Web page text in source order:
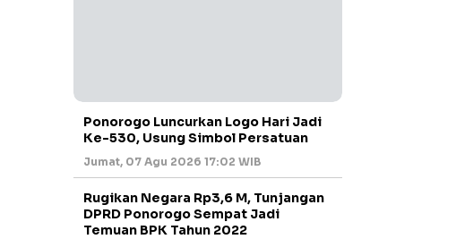
Ponorogo Luncurkan Logo Hari Jadi
Ke-530, Usung Simbol Persatuan
Jumat, 07 Agu 2026 17:02 WIB
Rugikan Negara Rp3,6 M, Tunjangan
DPRD Ponorogo Sempat Jadi
Temuan BPK Tahun 2022